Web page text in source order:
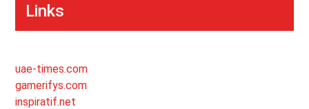
Links
uae-times.com
gamerifys.com
inspiratif.net